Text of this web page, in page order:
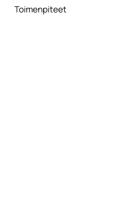
Toimenpiteet